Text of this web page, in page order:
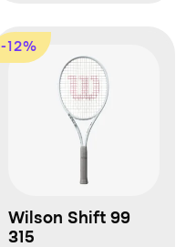
-12%
Wilson Shift 99
315